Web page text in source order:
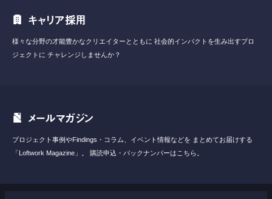
キャリア採用
様々な分野の才能豊かなクリエイターとともに 社会的インパクトを生み出すプロ
ジェクトに チャレンジしませんか？
メールマガジン
プロジェクト事例やFindings・コラム、イベント情報などを まとめてお届けする
「Loftwork Magazine」。
購読申込・バックナンバーはこちら。